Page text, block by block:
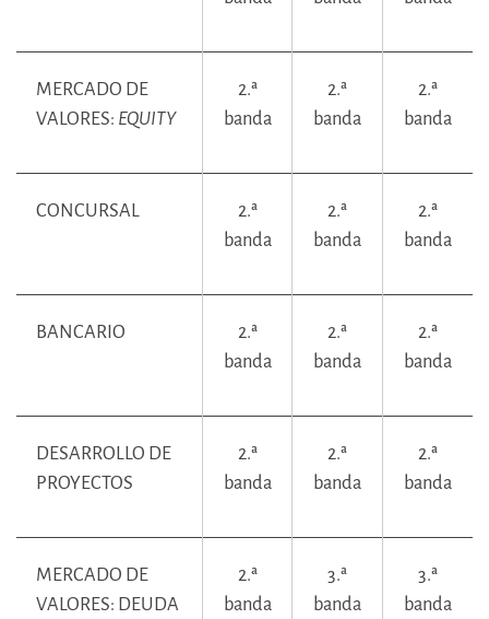
MERCADO DE
VALORES: EQUITY
2.ª
banda
2.ª
banda
2.ª
banda
CONCURSAL
2.ª
banda
2.ª
banda
2.ª
banda
BANCARIO
2.ª
banda
2.ª
banda
2.ª
banda
DESARROLLO DE
PROYECTOS
2.ª
banda
2.ª
banda
2.ª
banda
MERCADO DE
VALORES: DEUDA
2.ª
banda
3.ª
banda
3.ª
banda